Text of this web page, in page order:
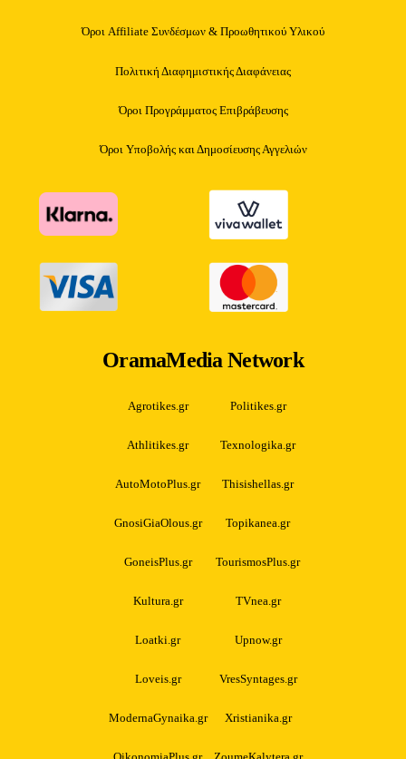
Όροι Affiliate Συνδέσμων & Προωθητικού Υλικού
Πολιτική Διαφημιστικής Διαφάνειας
Όροι Προγράμματος Επιβράβευσης
Όροι Υποβολής και Δημοσίευσης Αγγελιών
OramaMedia Network
Agrotikes.gr Politikes.gr
Athlitikes.gr Texnologika.gr
AutoMotoPlus.gr Thisishellas.gr
GnosiGiaOlous.gr Topikanea.gr
GoneisPlus.gr TourismosPlus.gr
Kultura.gr TVnea.gr
Loatki.gr Upnow.gr
Loveis.gr VresSyntages.gr
ModernaGynaika.gr Xristianika.gr